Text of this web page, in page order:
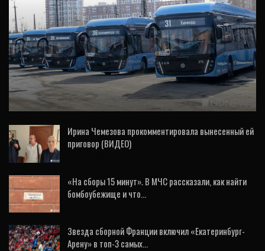
ВИДЕО
Троллейбусный парк Екатеринбурга
обновился на 100% (ВИДЕО)
Ирина Чемезова прокомментировала вынесенный ей
приговор (ВИДЕО)
«На сборы 15 минут». В МЧС рассказали, как найти
бомбоубежище и что…
Звезда сборной Франции включил «Екатеринбург-
Арену» в топ-3 самых…